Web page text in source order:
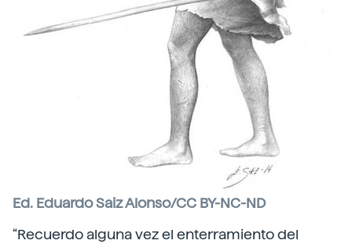
Ed. Eduardo Saiz Alonso/CC BY-NC-ND
“Recuerdo alguna vez el enterramiento del